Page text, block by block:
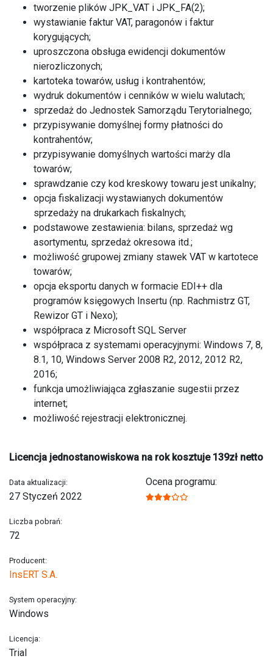
tworzenie plików JPK_VAT i JPK_FA(2);
wystawianie faktur VAT, paragonów i faktur
korygujących;
uproszczona obsługa ewidencji dokumentów
nierozliczonych;
kartoteka towarów, usług i kontrahentów;
wydruk dokumentów i cenników w wielu walutach;
sprzedaż do Jednostek Samorządu Terytorialnego;
przypisywanie domyślnej formy płatności do
kontrahentów;
przypisywanie domyślnych wartości marży dla
towarów;
sprawdzanie czy kod kreskowy towaru jest unikalny;
opcja fiskalizacji wystawianych dokumentów
sprzedaży na drukarkach fiskalnych;
podstawowe zestawienia: bilans, sprzedaż wg
asortymentu, sprzedaż okresowa itd.;
możliwość grupowej zmiany stawek VAT w kartotece
towarów;
opcja eksportu danych w formacie EDI++ dla
programów księgowych Insertu (np. Rachmistrz GT,
Rewizor GT i Nexo);
współpraca z Microsoft SQL Server
współpraca z systemami operacyjnymi: Windows 7, 8,
8.1, 10, Windows Server 2008 R2, 2012, 2012 R2,
2016;
funkcja umożliwiająca zgłaszanie sugestii przez
internet;
możliwość rejestracji elektronicznej.
Licencja jednostanowiskowa na rok kosztuje 139zł netto
Data aktualizacji:
27 Styczeń 2022
Liczba pobrań:
72
Producent:
InsERT S.A.
Ocena programu:
System operacyjny:
Windows
Licencja:
Trial